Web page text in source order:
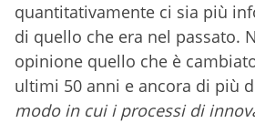
quantitativamente ci sia più
di quello che era nel passato.
opinione quello che è
ultimi 50 anni e ancora di più
modo in cui i processi di